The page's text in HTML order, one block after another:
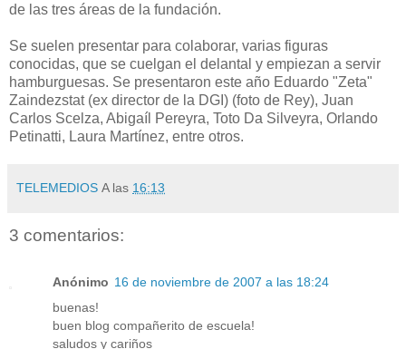
de las tres áreas de la fundación.
Se suelen presentar para colaborar, varias figuras
conocidas, que se cuelgan el delantal y empiezan a servir
hamburguesas. Se presentaron este año Eduardo "Zeta"
Zaindezstat (ex director de la DGI) (foto de Rey), Juan
Carlos Scelza, Abigaíl Pereyra, Toto Da Silveyra, Orlando
Petinatti, Laura Martínez, entre otros.
TELEMEDIOS A las 16:13
3 comentarios:
Anónimo 16 de noviembre de 2007 a las 18:24
buenas!
buen blog compañerito de escuela!
saludos y cariños